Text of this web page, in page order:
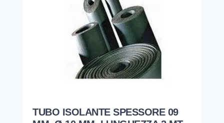
TUBO ISOLANTE SPESSORE 09